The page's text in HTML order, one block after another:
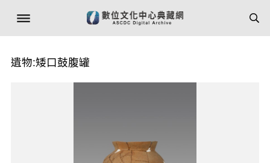
遺物:矮口鼓腹罐